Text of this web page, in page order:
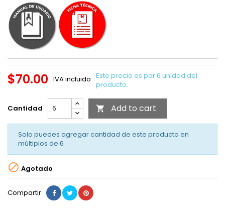
$70.00 IVA incluido Este precio es por 6 unidad del
producto.
Cantidad  Add to cart
Solo puedes agregar cantidad de este producto en
múltiplos de 6
 Agotado
Compartir